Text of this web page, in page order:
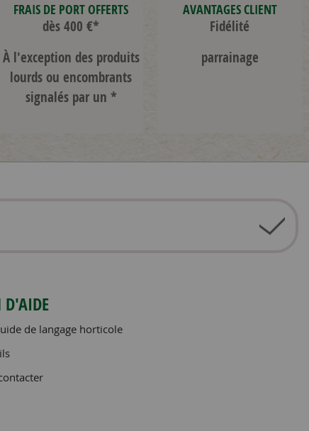
FRAIS DE PORT OFFERTS
dès 400 €*
À l'exception des produits
lourds ou encombrants
signalés par un *
AVANTAGES CLIENT
Fidélité
parrainage
D'AIDE
de langage horticole